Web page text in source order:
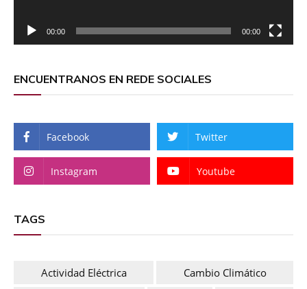
00:00 00:00
ENCUENTRANOS EN REDE SOCIALES
Facebook Twitter
Instagram Youtube
TAGS
Actividad Eléctrica
Cambio Climático